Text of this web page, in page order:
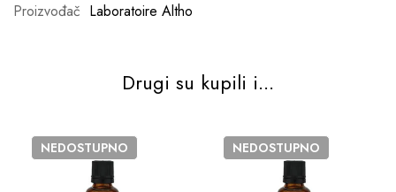
Proizvođač Laboratoire Altho
Drugi su kupili i...
NEDOSTUPNO NEDOSTUPNO